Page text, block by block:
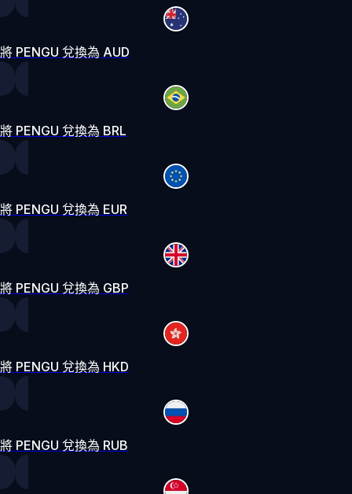
將 PENGU 兌換為 AUD
將 PENGU 兌換為 BRL
將 PENGU 兌換為 EUR
將 PENGU 兌換為 GBP
將 PENGU 兌換為 HKD
將 PENGU 兌換為 RUB